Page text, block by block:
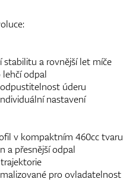
stabilitu a rovnější let míče
lehčí odpal
úderu
nastavení
v kompaktním 460cc tvaru
a přesnější odpal
pro ovladatelnost